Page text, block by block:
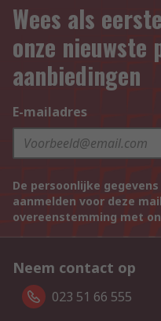
Wees als
onze nieuwste
aanbiedingen
E-mailadres
De persoonlijke
aanmelden voor deze
overeenstemming met
Neem contact op
023 51 66 555